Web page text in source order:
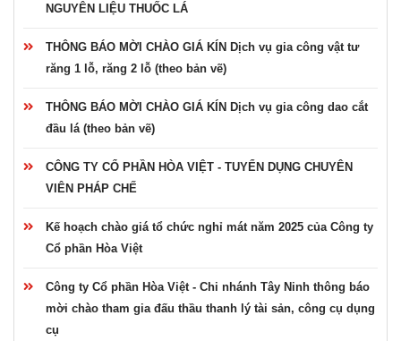
NGUYÊN LIỆU THUỐC LÁ
THÔNG BÁO MỜI CHÀO GIÁ KÍN Dịch vụ gia công vật tư
răng 1 lỗ, răng 2 lỗ (theo bản vẽ)
THÔNG BÁO MỜI CHÀO GIÁ KÍN Dịch vụ gia công dao cắt
đầu lá (theo bản vẽ)
CÔNG TY CỔ PHẦN HÒA VIỆT - TUYỂN DỤNG CHUYÊN
VIÊN PHÁP CHẾ
Kế hoạch chào giá tổ chức nghỉ mát năm 2025 của Công ty
Cổ phần Hòa Việt
Công ty Cổ phần Hòa Việt - Chi nhánh Tây Ninh thông báo
mời chào tham gia đấu thầu thanh lý tài sản, công cụ dụng
cụ